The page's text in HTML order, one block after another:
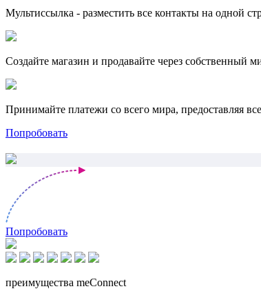
Мультиссылка - разместить все контакты на одной
Создайте магазин и продавайте через собственный
Принимайте платежи со всего мира, предоставляя
Попробовать
Попробовать
преимущества meConnect